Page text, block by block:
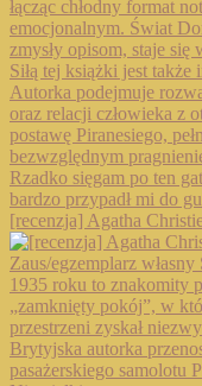
[recenzja] Agatha